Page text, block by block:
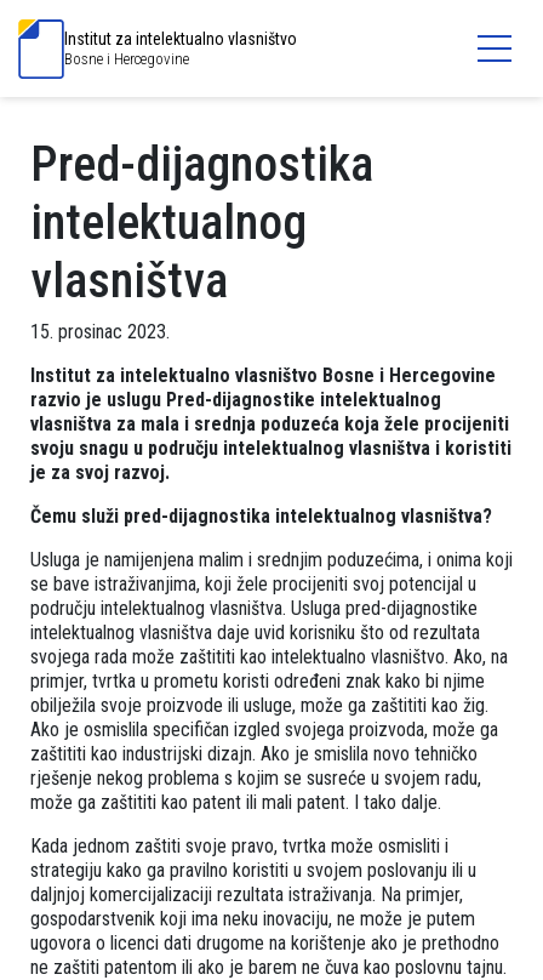
Institut za intelektualno vlasništvo
Bosne i Hercegovine
Pred-dijagnostika
intelektualnog
vlasništva
15. prosinac 2023.
Institut za intelektualno vlasništvo Bosne i Hercegovine
razvio je uslugu Pred-dijagnostike intelektualnog
vlasništva za mala i srednja poduzeća koja žele procijeniti
svoju snagu u području intelektualnog vlasništva i koristiti
je za svoj razvoj.
Čemu služi pred-dijagnostika intelektualnog vlasništva?
Usluga je namijenjena malim i srednjim poduzećima, i onima koji
se bave istraživanjima, koji žele procijeniti svoj potencijal u
području intelektualnog vlasništva. Usluga pred-dijagnostike
intelektualnog vlasništva daje uvid korisniku što od rezultata
svojega rada može zaštititi kao intelektualno vlasništvo. Ako, na
primjer, tvrtka u prometu koristi određeni znak kako bi njime
obilježila svoje proizvode ili usluge, može ga zaštititi kao žig.
Ako je osmislila specifičan izgled svojega proizvoda, može ga
zaštititi kao industrijski dizajn. Ako je smislila novo tehničko
rješenje nekog problema s kojim se susreće u svojem radu,
može ga zaštititi kao patent ili mali patent. I tako dalje.
Kada jednom zaštiti svoje pravo, tvrtka može osmisliti i
strategiju kako ga pravilno koristiti u svojem poslovanju ili u
daljnjoj komercijalizaciji rezultata istraživanja. Na primjer,
gospodarstvenik koji ima neku inovaciju, ne može je putem
ugovora o licenci dati drugome na korištenje ako je prethodno
ne zaštiti patentom ili ako je barem ne čuva kao poslovnu tajnu.